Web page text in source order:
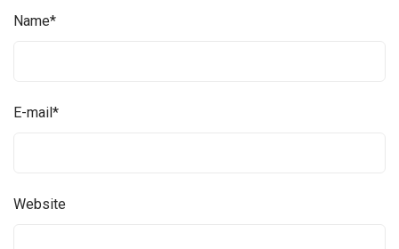
Name*
E-mail *
Website